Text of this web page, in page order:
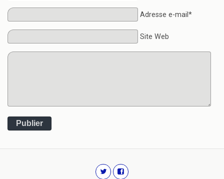
Adresse e-mail*
Site Web
Publier